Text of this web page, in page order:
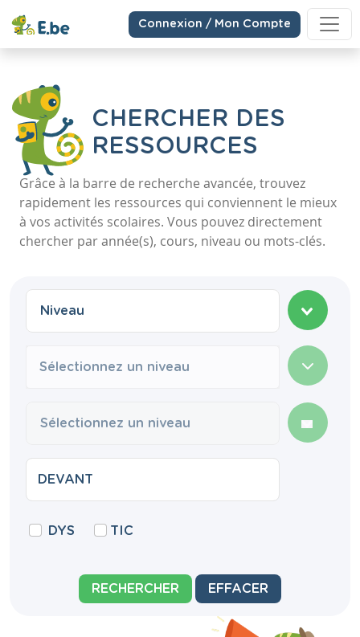
Connexion / Mon Compte
CHERCHER DES
RESSOURCES
Grâce à la barre de recherche avancée, trouvez
rapidement les ressources qui conviennent le mieux
à vos activités scolaires. Vous pouvez directement
chercher par année(s), cours, niveau ou mots-clés.
Sélectionnez un niveau
DYS TIC
RECHERCHER EFFACER